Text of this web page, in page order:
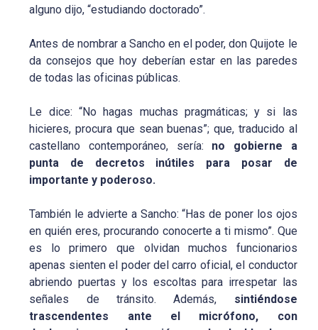
alguno dijo, “estudiando doctorado”.
Antes de nombrar a Sancho en el poder, don Quijote le
da consejos que hoy deberían estar en las paredes
de todas las oficinas públicas.
Le dice: “No hagas muchas pragmáticas; y si las
hicieres, procura que sean buenas”; que, traducido al
castellano contemporáneo, sería: no gobierne a
punta de decretos inútiles para posar de
importante y poderoso.
También le advierte a Sancho: “Has de poner los ojos
en quién eres, procurando conocerte a ti mismo”. Que
es lo primero que olvidan muchos funcionarios
apenas sienten el poder del carro oficial, el conductor
abriendo puertas y los escoltas para irrespetar las
señales de tránsito. Además, sintiéndose
trascendentes ante el micrófono, con